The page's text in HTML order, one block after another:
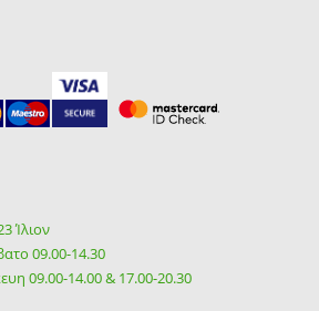
Ίλιον
09.00-14.30
09.00-14.00 & 17.00-20.30